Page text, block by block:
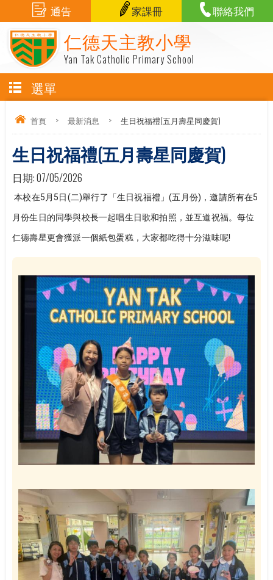
仁德天主教小學
Yan Tak Catholic Primary School
通告 家課冊 聯絡我們
選單
首頁 > 最新消息 > 生日祝福禮(五月壽星同慶賀)
生日祝福禮(五月壽星同慶賀)
日期:07/05/2026
本校在5月5日(二)舉行了「生日祝福禮」(五月份)，邀請所有在5
月份生日的同學與校長一起唱生日歌和拍照，並互道祝福。每位
仁德壽星更會獲派一個紙包蛋糕，大家都吃得十分滋味呢!